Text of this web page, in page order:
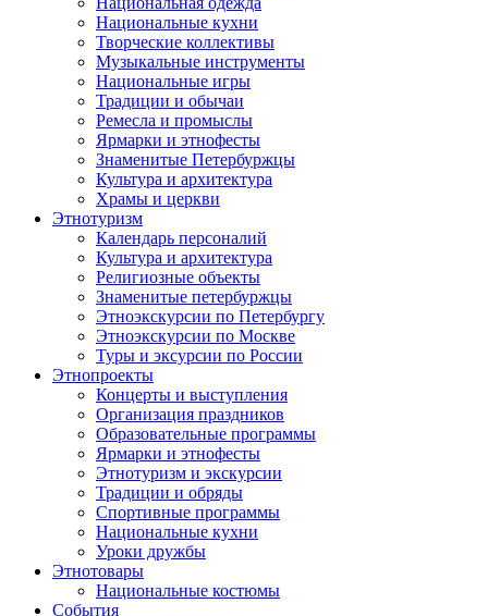
Национальные кухни
Творческие коллективы
Музыкальные инструменты
Национальные игры
Традиции и обычаи
Ремесла и промыслы
Ярмарки и этнофесты
Знаменитые Петербуржцы
Культура и архитектура
Храмы и церкви
Этнотуризм
Календарь персоналий
Культура и архитектура
Религиозные объекты
Знаменитые петербуржцы
Этноэкскурсии по Петербургу
Этноэкскурсии по Москве
Туры и эксурсии по России
Этнопроекты
Концерты и выступления
Организация праздников
Образовательные программы
Ярмарки и этнофесты
Этнотуризм и экскурсии
Традиции и обряды
Спортивные программы
Национальные кухни
Уроки дружбы
Этнотовары
Национальные костюмы
События